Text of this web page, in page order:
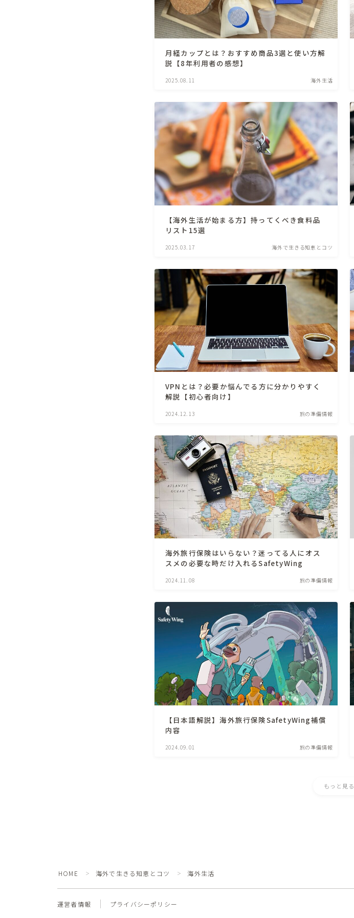
月経カップとは？おすすめ商品3選と使い方解
説【8年利用者の感想】
2025.08.11 海外生活
【海外生活が始まる方】持ってくべき食料品
リスト15選
2025.03.17 海外で生きる知恵とコツ
VPNとは？必要か悩んでる方に分かりやすく
解説【初心者向け】
2024.12.13 旅の準備情報
海外旅行保険はいらない？迷ってる人にオス
スメの必要な時だけ入れるSafetyWing
2024.11.08 旅の準備情報
【日本語解説】海外旅行保険SafetyWing補償
内容
2024.09.01 旅の準備情報
もっと見る
HOME ＞ 海外で生きる知恵とコツ ＞ 海外生活
運営者情報 プライバシーポリシー